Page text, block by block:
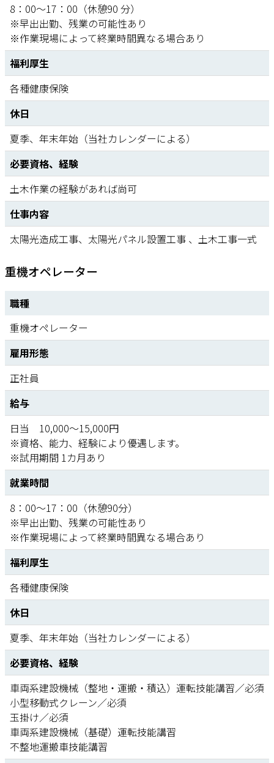
8：00〜17：00（休憩90 分）
※早出出勤、残業の可能性あり
※作業現場によって終業時間異なる場合あり
福利厚生
各種健康保険
休日
夏季、年末年始（当社カレンダーによる）
必要資格、経験
土木作業の経験があれば尚可
仕事内容
太陽光造成工事、太陽光パネル設置工事 、土木工事一式
重機オペレーター
職種
重機オペレーター
雇用形態
正社員
給与
日当 10,000〜15,000円
※資格、能力、経験により優遇します。
※試用期間 1カ月あり
就業時間
8：00〜17：00（休憩90分）
※早出出勤、残業の可能性あり
※作業現場によって終業時間異なる場合あり
福利厚生
各種健康保険
休日
夏季、年末年始（当社カレンダーによる）
必要資格、経験
車両系建設機械（整地・運搬・積込）運転技能講習／必須
小型移動式クレーン／必須
玉掛け／必須
車両系建設機械（基礎）運転技能講習
不整地運搬車技能講習